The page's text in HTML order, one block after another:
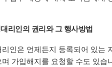
리인의 권리와 그 행사방법
인은 언제든지 등록되어 있는
가입해지를 요청할 수도 있습